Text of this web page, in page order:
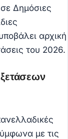
Δημόσιες
αρχική
του 2026.
με τις